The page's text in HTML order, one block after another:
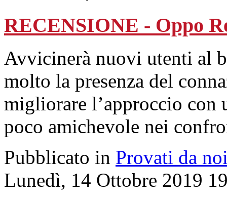
RECENSIONE - Oppo
Avvicinerà nuovi utenti al
molto la presenza del
migliorare l’approccio con
poco amichevole nei
Pubblicato in Provati da
Lunedì, 14 Ottobre 2019